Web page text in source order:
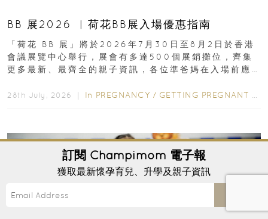
BB 展2026 ︳荷花BB展入場優惠指南
「荷花 BB 展」將於2026年7月30日至8月2日於香港
會議展覽中心舉行，展會有多達500個展銷攤位，齊集
更多最新、最齊全的親子資訊，各位準爸媽在入場前應
28th July, 2026 ｜ In PREGNANCY / GETTING PREGNANT
訂閱 Champimom 電子報
獲取最新懷孕育兒、升學及親子資訊